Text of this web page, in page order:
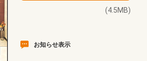
(4.5MB)
お知らせ表示